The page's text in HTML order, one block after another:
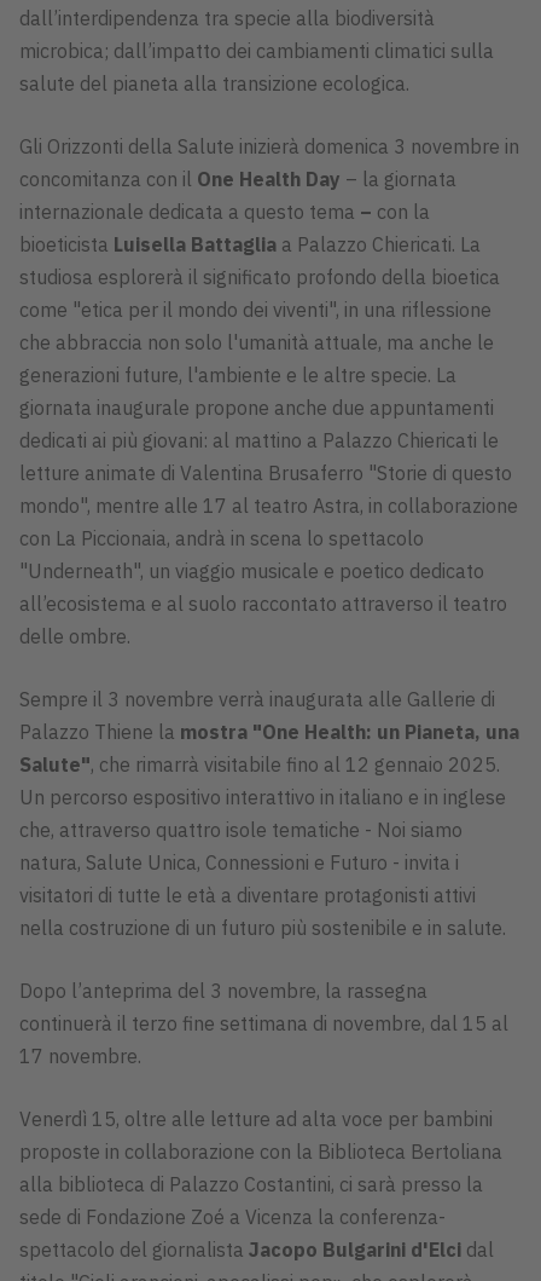
dall’interdipendenza tra specie alla biodiversità
microbica; dall’impatto dei cambiamenti climatici sulla
salute del pianeta alla transizione ecologica.
Gli Orizzonti della Salute inizierà domenica 3 novembre in
concomitanza con il One Health Day – la giornata
internazionale dedicata a questo tema – con la
bioeticista Luisella Battaglia a Palazzo Chiericati. La
studiosa esplorerà il significato profondo della bioetica
come "etica per il mondo dei viventi", in una riflessione
che abbraccia non solo l'umanità attuale, ma anche le
generazioni future, l'ambiente e le altre specie. La
giornata inaugurale propone anche due appuntamenti
dedicati ai più giovani: al mattino a Palazzo Chiericati le
letture animate di Valentina Brusaferro "Storie di questo
mondo", mentre alle 17 al teatro Astra, in collaborazione
con La Piccionaia, andrà in scena lo spettacolo
"Underneath", un viaggio musicale e poetico dedicato
all’ecosistema e al suolo raccontato attraverso il teatro
delle ombre.
Sempre il 3 novembre verrà inaugurata alle Gallerie di
Palazzo Thiene la mostra "One Health: un Pianeta, una
Salute", che rimarrà visitabile fino al 12 gennaio 2025.
Un percorso espositivo interattivo in italiano e in inglese
che, attraverso quattro isole tematiche - Noi siamo
natura, Salute Unica, Connessioni e Futuro - invita i
visitatori di tutte le età a diventare protagonisti attivi
nella costruzione di un futuro più sostenibile e in salute.
Dopo l’anteprima del 3 novembre, la rassegna
continuerà il terzo fine settimana di novembre, dal 15 al
17 novembre.
Venerdì 15, oltre alle letture ad alta voce per bambini
proposte in collaborazione con la Biblioteca Bertoliana
alla biblioteca di Palazzo Costantini, ci sarà presso la
sede di Fondazione Zoé a Vicenza la conferenza-
spettacolo del giornalista Jacopo Bulgarini d'Elci dal